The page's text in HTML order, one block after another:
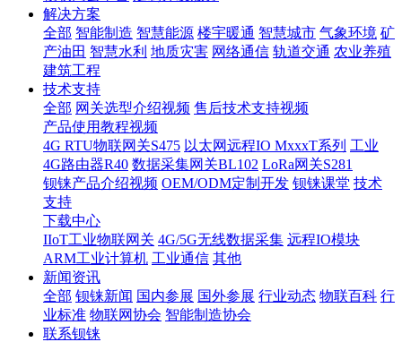
解决方案
全部 智能制造 智慧能源 楼宇暖通 智慧城市 气象环境 矿
产油田 智慧水利 地质灾害 网络通信 轨道交通 农业养殖
建筑工程
技术支持
全部 网关选型介绍视频 售后技术支持视频
产品使用教程视频
4G RTU物联网关S475 以太网远程IO MxxxT系列 工业
4G路由器R40 数据采集网关BL102 LoRa网关S281
钡铼产品介绍视频 OEM/ODM定制开发 钡铼课堂 技术
支持
下载中心
IIoT工业物联网关 4G/5G无线数据采集 远程IO模块
ARM工业计算机 工业通信 其他
新闻资讯
全部 钡铼新闻 国内参展 国外参展 行业动态 物联百科 行
业标准 物联网协会 智能制造协会
联系钡铼